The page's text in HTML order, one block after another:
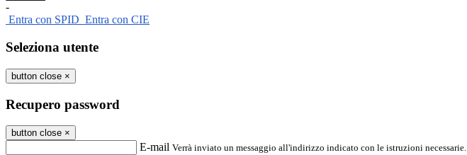
-
Entra con SPID Entra con CIE
Seleziona utente
button close ×
Recupero password
button close ×
E-mail Verrà inviato un messaggio all'indirizzo indicato con le istruzioni necessarie.